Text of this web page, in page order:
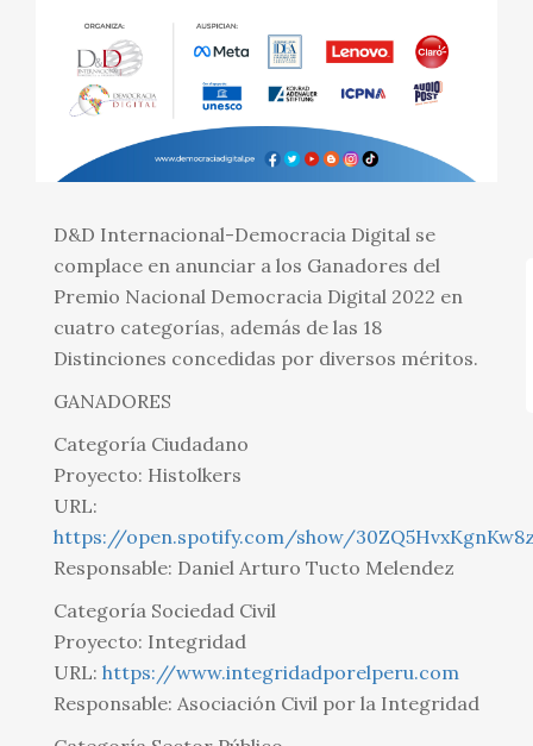
D&D Internacional-Democracia Digital se
complace en anunciar a los Ganadores del
Premio Nacional Democracia Digital 2022 en
cuatro categorías, además de las 18
Distinciones concedidas por diversos méritos.
GANADORES
Categoría Ciudadano
Proyecto: Histolkers
URL:
https://open.spotify.com/show/
Responsable: Daniel Arturo Tucto Melendez
Categoría Sociedad Civil
Proyecto: Integridad
URL: https://www.integridadporelperu.com
Responsable: Asociación Civil por la Integridad